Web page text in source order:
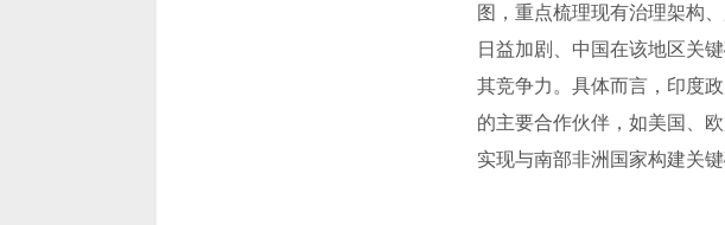
图，重点梳理现有治理架构
日益加剧、中国在该地区关
其竞争力。具体而言，印度
的主要合作伙伴，如美国、
实现与南部非洲国家构建关